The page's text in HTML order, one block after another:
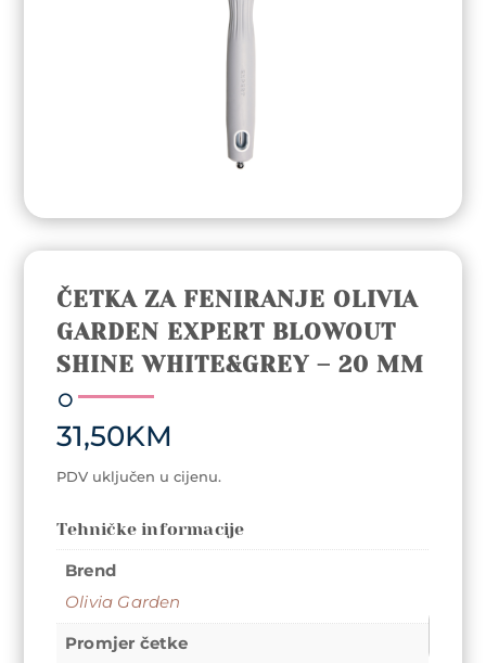
ČETKA ZA FENIRANJE OLIVIA
GARDEN EXPERT BLOWOUT
SHINE WHITE&GREY – 20 MM
31,50KM
PDV uključen u cijenu.
Tehničke informacije
Brend
Olivia Garden
Promjer četke
Četka